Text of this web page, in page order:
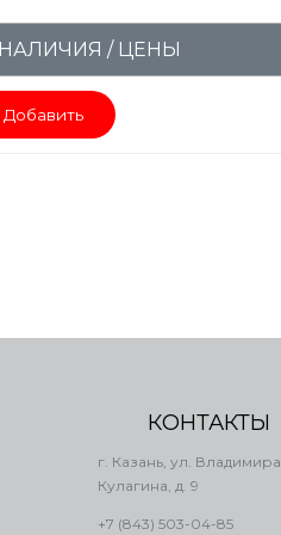
/ ЦЕНЫ
Добавить
КОНТАКТЫ
г. Казань, ул. Владимира
Кулагина, д. 9
+7 (843) 503-04-85